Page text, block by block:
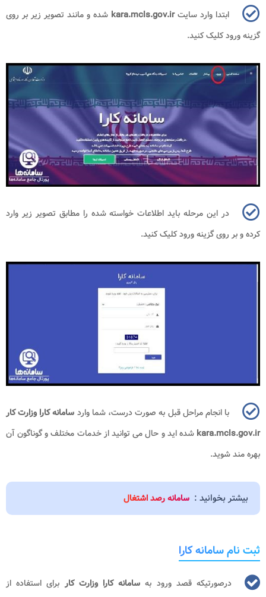
ابتدا وارد سایتkara.mcls.gov.ir شده و مانند تصویر زیر بر روی
گزینه ورود کلیک کنید.
در این مرحله باید اطلاعات خواسته شده را مطابق تصویر زیر وارد
کرده و بر روی گزینه ورود کلیک کنید.
با انجام مراحل قبل به صورت درست، شما وارد سامانه کارا وزارت کار
kara.mcls.gov.ir شده اید و حال می توانید از خدمات مختلف و گوناگون آن
بهره مند شوید.
بیشتر بخوانید : سامانه رصد اشتغال
ثبت نام سامانه کارا
درصورتیکه قصد ورود به سامانه کارا وزارت کار برای استفاده از